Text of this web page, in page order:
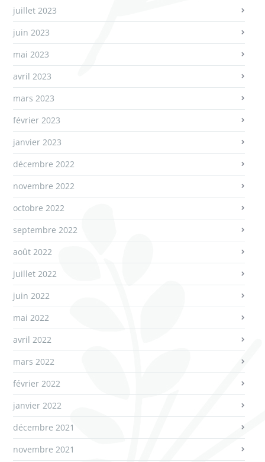
juillet 2023
juin 2023
mai 2023
avril 2023
mars 2023
février 2023
janvier 2023
décembre 2022
novembre 2022
octobre 2022
septembre 2022
août 2022
juillet 2022
juin 2022
mai 2022
avril 2022
mars 2022
février 2022
janvier 2022
décembre 2021
novembre 2021